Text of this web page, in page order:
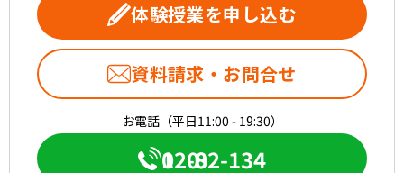
体験授業を申し込む
資料請求・お問合せ
お電話（平日11:00 - 19:30）
0120-082-134